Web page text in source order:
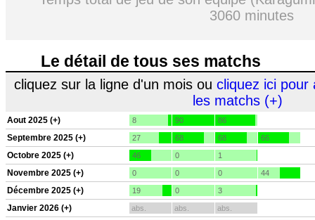
3060 minutes
Le détail de tous ses matchs
cliquez sur la ligne d'un mois ou cliquez ici pour
les matchs (+)
Aout 2025 (+) 8 90 86
Septembre 2025 (+) 27 68 68 66
Octobre 2025 (+) 46 0 1
Novembre 2025 (+) 0 0 0 44
Décembre 2025 (+) 19 0 3
Janvier 2026 (+) abs. abs. abs.